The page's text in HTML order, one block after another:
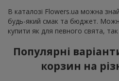
В каталозі Flowers.ua можна
будь-який смак та бюджет.
купити як для певного свята, так
Популярні
корзин на